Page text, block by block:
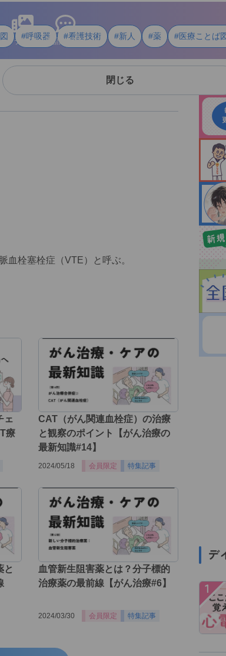
#呼吸器 #看護技術 #新人 #薬 #医療ことば
閉じる
メディア 用語・資料
血栓塞栓症（VTE）と呼ぶ。
ェ
療
CAT（がん関連血栓症）の治療
と観察のポイント【がん治療の
最新知識#14】
2024/05/18 会員限定 特集記事
と
血管新生阻害薬とは？分子標的
治療薬の最前線【がん治療#6】
2024/03/30 会員限定 特集記事
デ
１